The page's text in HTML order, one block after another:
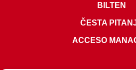
BILTEN
ČESTA
ACCESO